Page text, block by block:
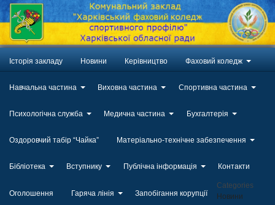
Історія закладу Новини Керівництво Фаховий коледж
Навчальна частина Виховна частина Спортивна частина
Психологічна служба Медична частина Бухгалтерія
Оздоровчий табір “Чайка” Матеріально-технічне забезпечення
Бібліотека Вступнику Публічна інформація Контакти
Оголошення Гаряча лінія Запобігання корупції
Categories
Новини